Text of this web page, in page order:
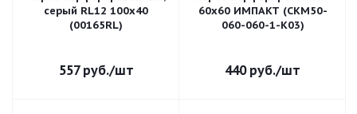
серый RL12 100x40
(00165RL)
557руб./шт
60х60 ИМПАКТ (CKM50-
060-060-1-K03)
440руб./шт